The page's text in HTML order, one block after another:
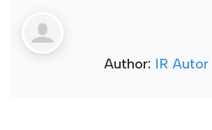
Author: IR Autor